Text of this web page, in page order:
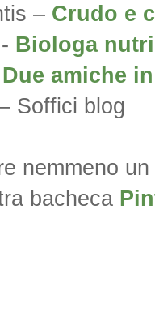
– Crudo e
Biologa
Due amiche
Soffici blog
nemmeno
bacheca